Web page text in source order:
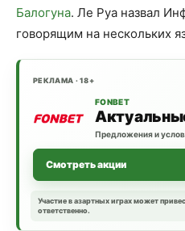
Балогуна. Ле Руа назвал
говорящим на нескольких
РЕКЛАМА · 18+
FONBET
Предложения и
Смотреть акции
Участие в азартных играх может
ответственно.